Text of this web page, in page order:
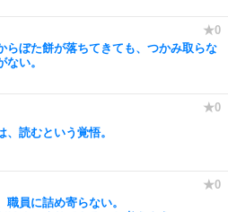
らぼた餅が落ちてきても、つかみ取らな
ない。
、読むという覚悟。
職員に詰め寄らない。